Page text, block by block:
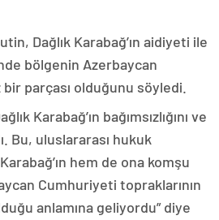
Dağlık Karabağ’ın aidiyeti ile
bölgenin Azerbaycan
bir parçası olduğunu söyledi.
Karabağ’ın bağımsızlığını ve
Bu, uluslararası hukuk
hem de ona komşu
Cumhuriyeti topraklarının
anlamına geliyordu” diye